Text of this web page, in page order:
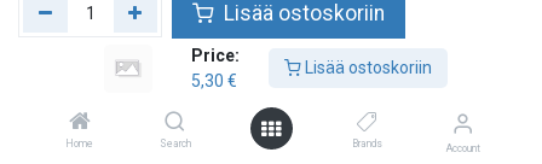
Price:
5,30 €
Lisää ostoskoriin
Home Search Brands Account
Lisää ostoskoriin
Lisää toivelistalle